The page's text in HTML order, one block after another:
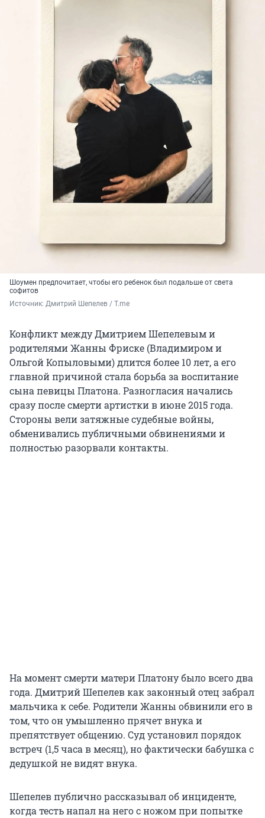
Шоумен предпочитает, чтобы его ребенок был подальше от света
софитов
Источник: Дмитрий Шепелев / T.me
Конфликт между Дмитрием Шепелевым и
родителями Жанны Фриске (Владимиром и
Ольгой Копыловыми) длится более 10 лет, а его
главной причиной стала борьба за воспитание
сына певицы Платона. Разногласия начались
сразу после смерти артистки в июне 2015 года.
Стороны вели затяжные судебные войны,
обменивались публичными обвинениями и
полностью разорвали контакты.
На момент смерти матери Платону было всего два
года. Дмитрий Шепелев как законный отец забрал
мальчика к себе. Родители Жанны обвинили его в
том, что он умышленно прячет внука и
препятствует общению. Суд установил порядок
встреч (1,5 часа в месяц), но фактически бабушка с
дедушкой не видят внука.
Шепелев публично рассказывал об инциденте,
когда тесть напал на него с ножом при попытке